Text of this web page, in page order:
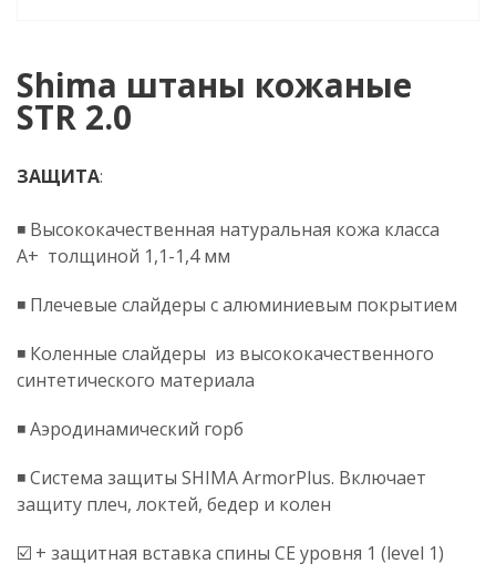
Shima штаны кожаные
STR 2.0
ЗАЩИТА:
◾️ Высококачественная натуральная кожа класса
A+ толщиной 1,1-1,4 мм
◾️ Плечевые слайдеры с алюминиевым покрытием
◾️ Коленные слайдеры из высококачественного
синтетического материала
◾️ Аэродинамический горб
◾️ Система защиты SHIMA ArmorPlus. Включает
защиту плеч, локтей, бедер и колен
☑️ + защитная вставка спины CE уровня 1 (level 1)